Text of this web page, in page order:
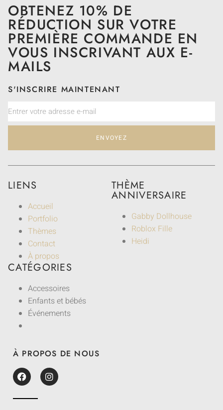
OBTENEZ 10% DE
RÉDUCTION SUR VOTRE
PREMIÈRE COMMANDE EN
VOUS INSCRIVANT AUX E-
MAILS
S'INSCRIRE MAINTENANT
ENVOYEZ
LIENS
Accueil
Portfolio
Thèmes
Contact
À propos
THÈME
ANNIVERSAIRE
Gabby Dollhouse
Roblox Fille
Heidi
CATÉGORIES
Accessoires
Enfants et bébés
Événements
À PROPOS DE NOUS